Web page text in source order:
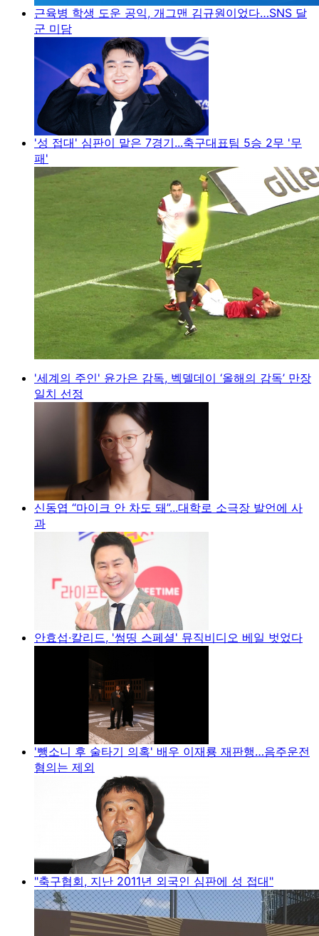
근육병 학생 도운 공익, 개그맨 김규원이었다…SNS 달
군 미담
'성 접대' 심판이 맡은 7경기...축구대표팀 5승 2무 '무
패'
'세계의 주인' 윤가은 감독, 벡델데이 ‘올해의 감독’ 만장
일치 선정
신동엽 “마이크 안 차도 돼”...대학로 소극장 발언에 사
과
안효섭·칼리드, '썸띵 스페셜' 뮤직비디오 베일 벗었다
'뺑소니 후 술타기 의혹' 배우 이재룡 재판행…음주운전
혐의는 제외
"축구협회, 지난 2011년 외국인 심판에 성 접대"